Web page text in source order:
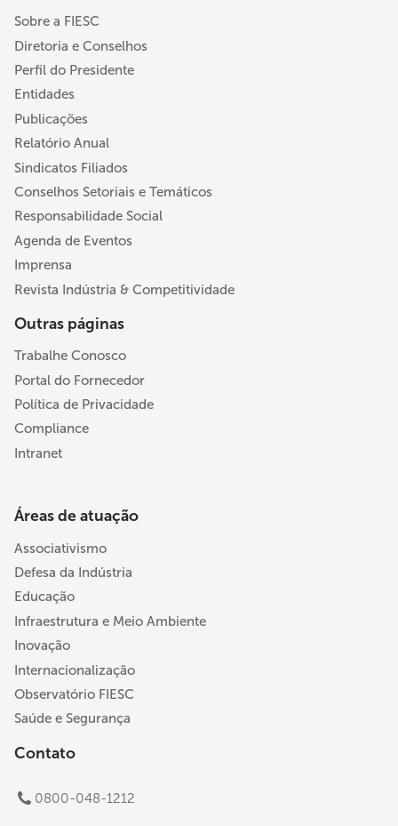
Sobre a FIESC
Diretoria e Conselhos
Perfil do Presidente
Entidades
Publicações
Relatório Anual
Sindicatos Filiados
Conselhos Setoriais e Temáticos
Responsabilidade Social
Agenda de Eventos
Imprensa
Revista Indústria & Competitividade
Outras páginas
Trabalhe Conosco
Portal do Fornecedor
Política de Privacidade
Compliance
Intranet
Áreas de atuação
Associativismo
Defesa da Indústria
Educação
Infraestrutura e Meio Ambiente
Inovação
Internacionalização
Observatório FIESC
Saúde e Segurança
Contato
0800-048-1212